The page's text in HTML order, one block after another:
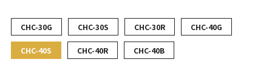
CHC-30G CHC-30S CHC-30R CHC-40G
CHC-40S CHC-40R CHC-40B